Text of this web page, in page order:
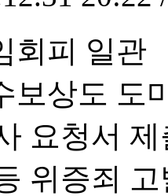
회피 일관
보상도 도
요청서 제
위증죄